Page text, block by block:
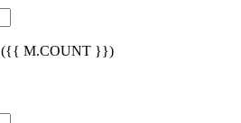
({{ M.COUNT }})